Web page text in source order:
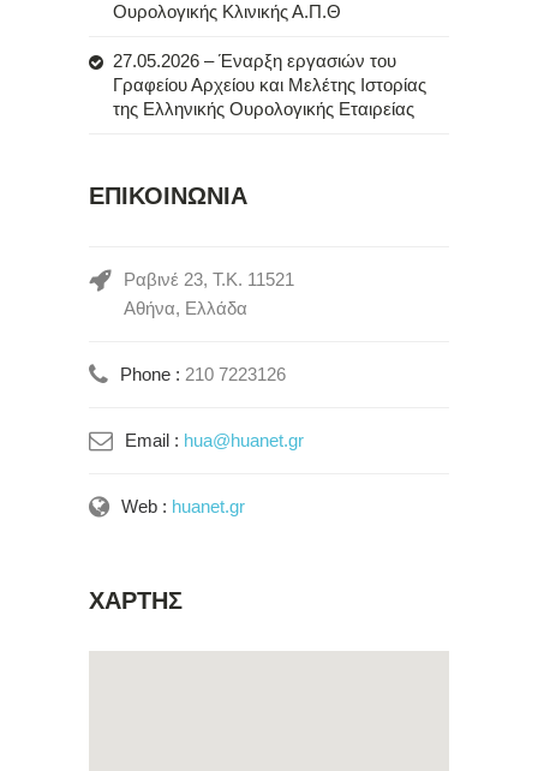
Ουρολογικής Κλινικής Α.Π.Θ
27.05.2026 – Έναρξη εργασιών του
Γραφείου Αρχείου και Μελέτης Ιστορίας
της Ελληνικής Ουρολογικής Εταιρείας
ΕΠΙΚΟΙΝΩΝΙΑ
Ραβινέ 23, Τ.Κ. 11521
Αθήνα, Ελλάδα
Phone : 210 7223126
Email : hua@huanet.gr
Web : huanet.gr
ΧΑΡΤΗΣ